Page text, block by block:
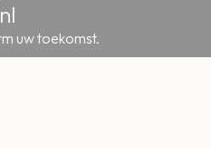
uw toekomst.